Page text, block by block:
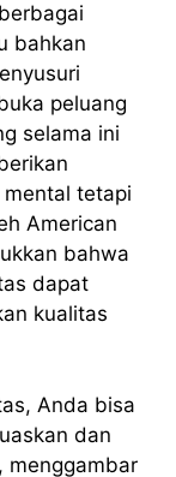
bahkan
peluang
selama ini
tetapi
American
bahwa
dapat
kualitas
Anda bisa
dan
menggambar